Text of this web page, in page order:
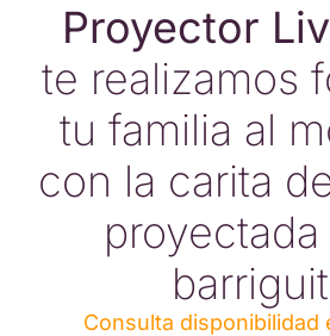
Proyector
te realizamos
tu familia al
con la carita
Consulta disponibilidad